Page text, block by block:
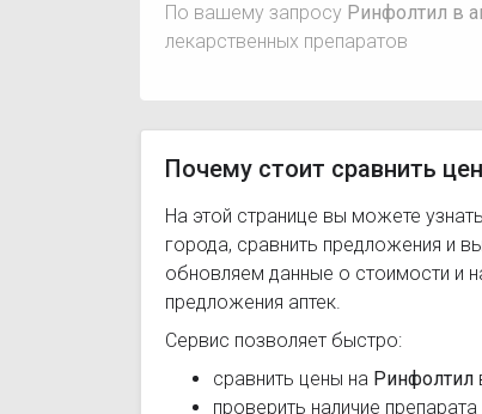
По вашему запросу Ринфолтил в
лекарственных препаратов
Почему стоит сравнить
На этой странице вы можете
города, сравнить предложения и
обновляем данные о стоимости и
предложения аптек.
Сервис позволяет быстро:
сравнить цены на Ринфолтил
проверить наличие